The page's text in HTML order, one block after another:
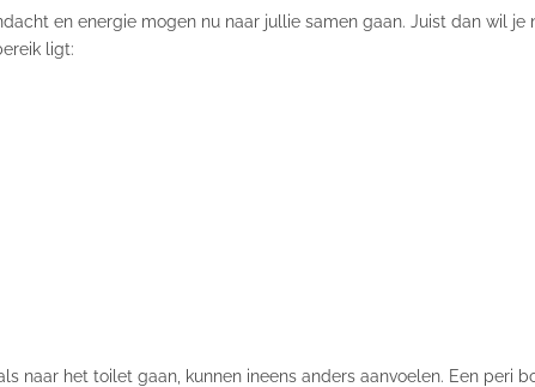
en energie mogen nu naar jullie samen gaan. Juist dan wil je
ligt:
naar het toilet gaan, kunnen ineens anders aanvoelen. Een peri